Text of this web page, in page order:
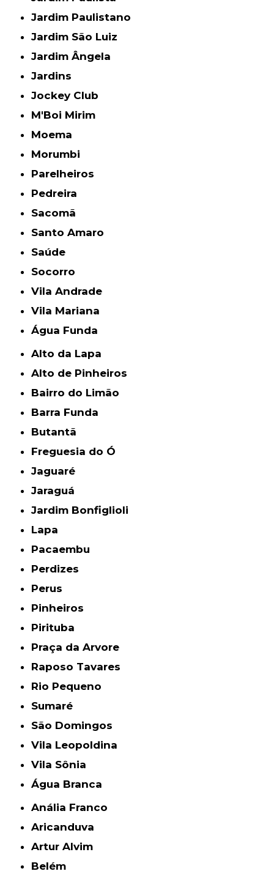
Jardim Paulistano
Jardim São Luiz
Jardim Ângela
Jardins
Jockey Club
M'Boi Mirim
Moema
Morumbi
Parelheiros
Pedreira
Sacomã
Santo Amaro
Saúde
Socorro
Vila Andrade
Vila Mariana
Água Funda
Alto da Lapa
Alto de Pinheiros
Bairro do Limão
Barra Funda
Butantã
Freguesia do Ó
Jaguaré
Jaraguá
Jardim Bonfiglioli
Lapa
Pacaembu
Perdizes
Perus
Pinheiros
Pirituba
Praça da Arvore
Raposo Tavares
Rio Pequeno
Sumaré
São Domingos
Vila Leopoldina
Vila Sônia
Água Branca
Anália Franco
Aricanduva
Artur Alvim
Belém